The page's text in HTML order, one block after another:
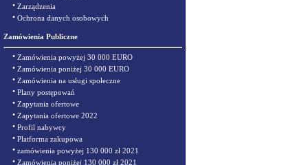
• Zarządzenia
• Ochrona danych osobowych
Zamówienia Publiczne
• Zamówienia powyżej 30 000 EURO
• Zamówienia poniżej 30 000 EURO
• Zamówienia na usługi społeczne
• Plany postępowań
• Zapytania ofertowe
• Zapytania ofertowe 2022
• Profil nabywcy
• Platforma zakupowa
• zamówienia powyżej 130 000 zł 2021
• Zamówienia poniżej 130 000 zł 2021